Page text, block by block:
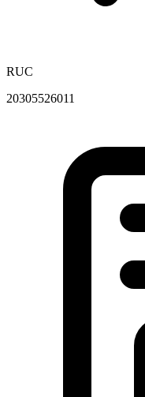
RUC
20305526011